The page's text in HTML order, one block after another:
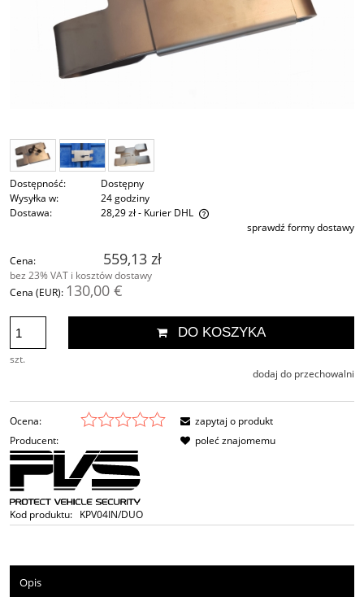
Dostępność:
Dostępny
Wysyłka w:
24 godziny
Dostawa:
28,29 zł- Kurier DHL
Cena nie zawiera ewentualnych kosztów płatnościsprawdź formy dostawy
Cena: 559,13 zł
bez 23% VAT i kosztów dostawy
Cena (EUR): 130,00 €
szt.
DO KOSZYKA
dodaj do przechowalni
Ocena:
Producent:
Kod produktu: KPV04IN/DUO
zapytaj o produkt
poleć znajomemu
Opis